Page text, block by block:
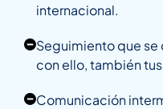
internacional.
Seguimiento que se
con ello, también
Comunicación